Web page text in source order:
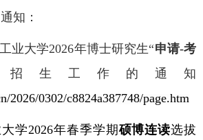
知：
业大学2026年博士研究生“申请-考
生工作的通知
2026/0302/c8824a387748/page.htm
学2026年春季学期硕博连读选拔